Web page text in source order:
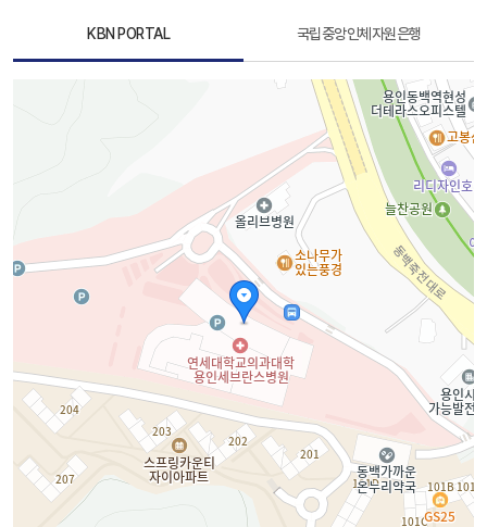
KBN PORTAL 국립중앙인체자원은행